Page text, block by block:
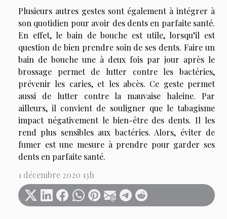
Plusieurs autres gestes sont également à intégrer à
son quotidien pour avoir des dents en parfaite santé.
En effet, le bain de bouche est utile, lorsqu’il est
question de bien prendre soin de ses dents. Faire un
bain de bouche une à deux fois par jour après le
brossage permet de lutter contre les bactéries,
prévenir les caries, et les abcès. Ce geste permet
aussi de lutter contre la mauvaise haleine. Par
ailleurs, il convient de souligner que le tabagisme
impact négativement le bien-être des dents. Il les
rend plus sensibles aux bactéries. Alors, éviter de
fumer est une mesure à prendre pour garder ses
dents en parfaite santé.
1 décembre 2020 13h